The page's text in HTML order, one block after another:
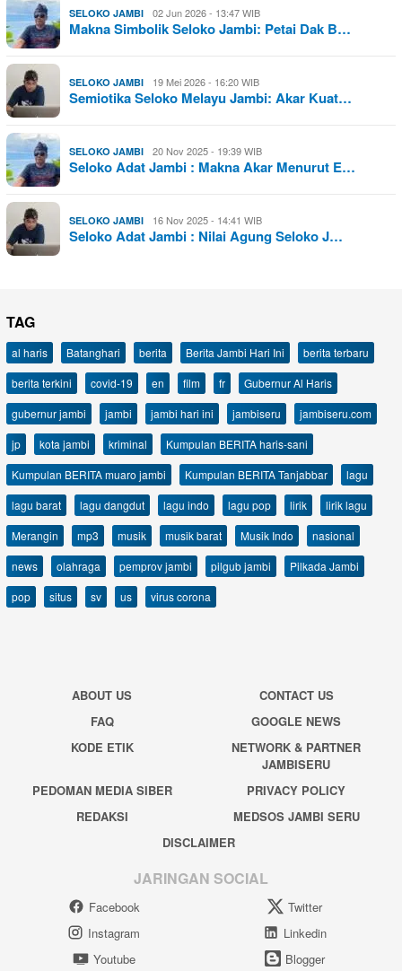
SELOKO JAMBI 02 Jun 2026 - 13:47 WIB
Makna Simbolik Seloko Jambi: Petai Dak B…
SELOKO JAMBI 19 Mei 2026 - 16:20 WIB
Semiotika Seloko Melayu Jambi: Akar Kuat…
SELOKO JAMBI 20 Nov 2025 - 19:39 WIB
Seloko Adat Jambi : Makna Akar Menurut E…
SELOKO JAMBI 16 Nov 2025 - 14:41 WIB
Seloko Adat Jambi : Nilai Agung Seloko J…
TAG
al haris Batanghari berita Berita Jambi Hari Ini
berita terbaru
berita terkini
covid-19 en film fr
Gubernur Al Haris
gubernur jambi
jambi jambi hari ini jambiseru
jambiseru.com
jp
kota jambi kriminal
Kumpulan BERITA haris-sani
Kumpulan BERITA muaro jambi
Kumpulan BERITA Tanjabbar
lagu
lagu barat
lagu dangdut lagu indo lagu pop lirik
lirik lagu
Merangin
mp3 musik musik barat Musik Indo
nasional
news
olahraga pemprov jambi pilgub jambi
Pilkada Jambi
pop
situs sv us virus corona
ABOUT US
CONTACT US
FAQ
GOOGLE NEWS
KODE ETIK
NETWORK & PARTNER
JAMBISERU
PEDOMAN MEDIA SIBER
PRIVACY POLICY
REDAKSI
MEDSOS JAMBI SERU
DISCLAIMER
JARINGAN SOCIAL
Facebook
Twitter
Instagram
Linkedin
Youtube
Blogger